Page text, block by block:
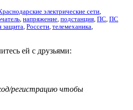
электрические сети,
, напряжение, подстанция, ПС, ПС
защита, Россети, телемеханика,
ей с друзьями:
регистрацию чтобы